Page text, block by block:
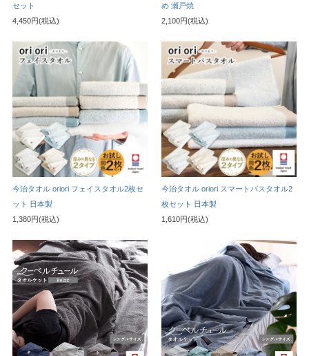
セット
4,450円(税込)
め 瀬戸焼
2,100円(税込)
今治タオル oriori フェイスタオル2枚セ
ット 日本製
1,380円(税込)
今治タオル oriori スマートバスタオル2
枚セット 日本製
1,610円(税込)